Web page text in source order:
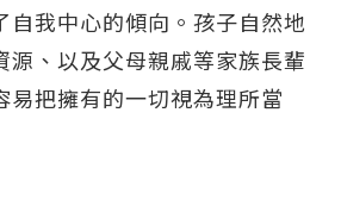
自我中心的傾向。孩子自然地
源、以及父母親戚等家族長輩
易把擁有的一切視為理所當